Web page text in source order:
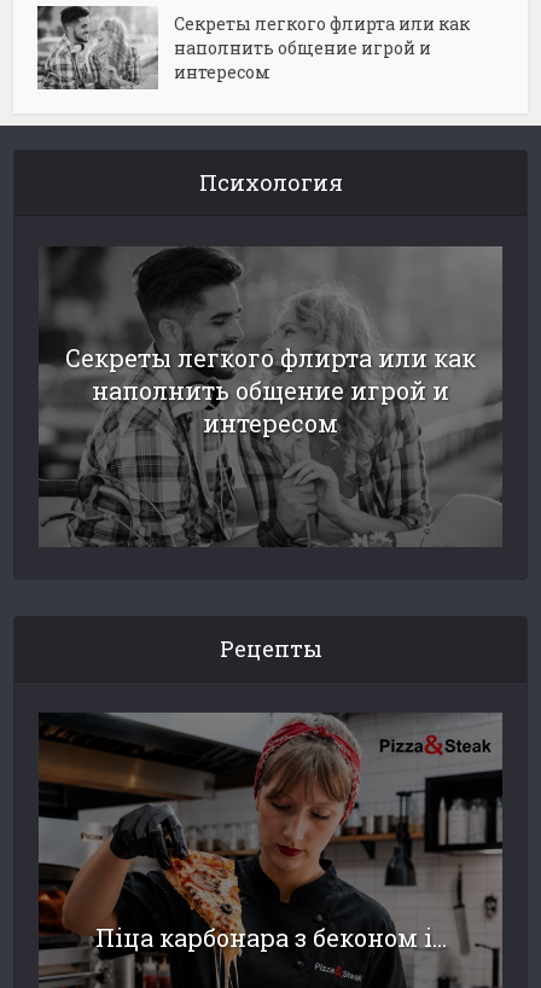
Секреты легкого флирта или как
наполнить общение игрой и
интересом
Психология
Секреты легкого флирта или как
наполнить общение игрой и
интересом
Рецепты
Піца карбонара з беконом і...